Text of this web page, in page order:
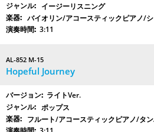
イージーリスニング
バイオリン/アコースティックピアノ/
3:11
AL-852 M-15
Hopeful Journey
ライトVer.
ポップス
フルート/アコースティックピアノ/タ